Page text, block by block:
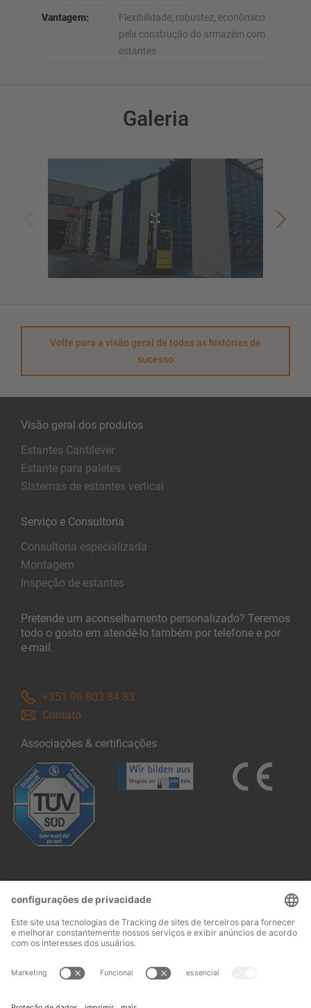
Vantagem:
Flexibilidade, robustez, econômico
pela construção do armazém com
estantes
Galeria
Volte para a visão geral de todas as histórias de
sucesso
Visão geral dos produtos
Estantes Cantilever
Estante para paletes
Sistemas de estantes vertical
Serviço e Consultoria
Consultoria especializada
Montagem
Inspeção de estantes
Pretende um aconselhamento personalizado? Teremos
todo o gosto em atendê-lo também por telefone e por
e-mail.
+351 96 803 84 83
Contato
Associações & certificações